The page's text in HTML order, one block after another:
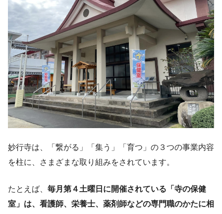
妙行寺は、「繋がる」「集う」「育つ」の３つの事業内容
を柱に、さまざまな取り組みをされています。
たとえば、 毎月第４土曜日に開催されている「寺の保健
室」は、看護師、栄養士、薬剤師などの専門職のかたに相